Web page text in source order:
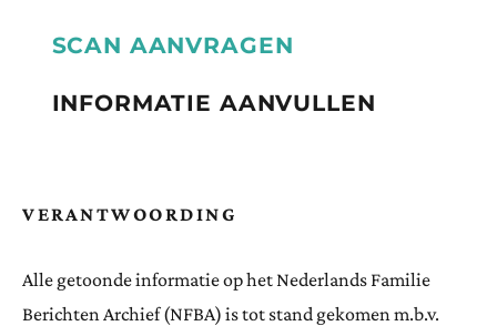
SCAN AANVRAGEN
INFORMATIE AANVULLEN
VERANTWOORDING
Alle getoonde informatie op het Nederlands Familie
Berichten Archief (NFBA) is tot stand gekomen m.b.v.